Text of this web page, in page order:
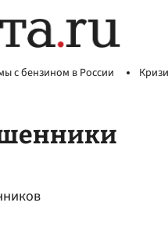
с бензином в России